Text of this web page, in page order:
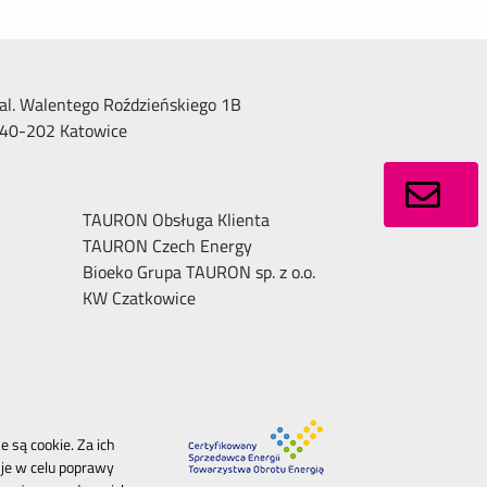
al. Walentego Roździeńskiego 1B
40-202 Katowice
TAURON Obsługa Klienta
TAURON Czech Energy
Bioeko Grupa TAURON sp. z o.o.
KW Czatkowice
są cookie. Za ich
w celu poprawy